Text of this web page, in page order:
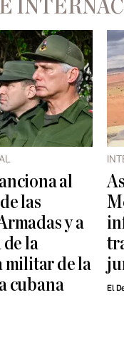
al
las
y a
de la
de la
cubana
El